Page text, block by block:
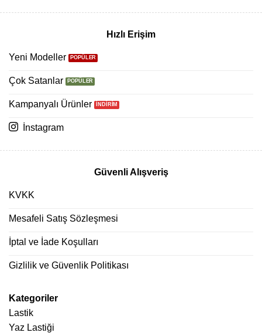
Hızlı Erişim
Yeni Modeller
Çok Satanlar
Kampanyalı Ürünler
İnstagram
Güvenli Alışveriş
KVKK
Mesafeli Satış Sözleşmesi
İptal ve İade Koşulları
Gizlilik ve Güvenlik Politikası
Kategoriler
Lastik
Yaz Lastiği